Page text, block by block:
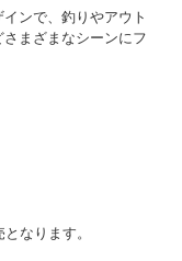
ンで、釣りやアウト
まざまなシーンにフ
なります。